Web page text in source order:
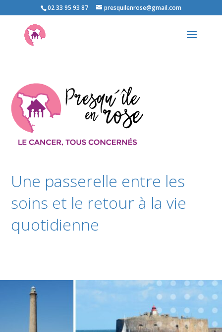
02 33 95 93 87 presquilenrose@gmail.com
Une passerelle entre les
soins et le retour à la vie
quotidienne